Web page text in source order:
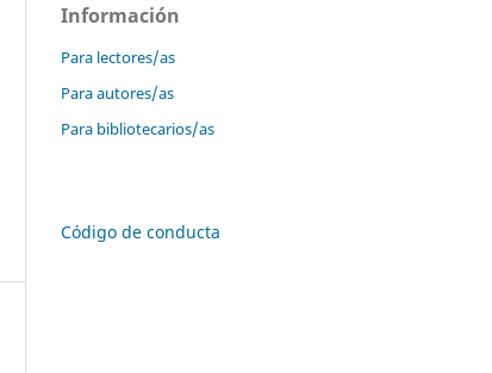
Información
Para lectores/as
Para autores/as
Para bibliotecarios/as
Código de conducta